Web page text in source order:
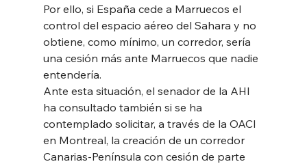
Por ello, si España cede a Marruecos el
control del espacio aéreo del Sahara y no
obtiene, como mínimo, un corredor, sería
una cesión más ante Marruecos que nadie
entendería.
Ante esta situación, el senador de la AHI
ha consultado también si se ha
contemplado solicitar, a través de la OACI
en Montreal, la creación de un corredor
Canarias-Península con cesión de parte